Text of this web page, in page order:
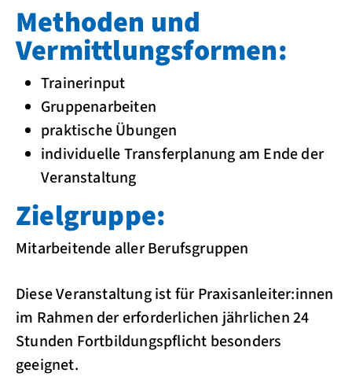
Methoden und
Vermittlungsformen:
Trainerinput
Gruppenarbeiten
praktische Übungen
individuelle Transferplanung am Ende der
Veranstaltung
Zielgruppe:
Mitarbeitende aller Berufsgruppen
Diese Veranstaltung ist für Praxisanleiter:innen
im Rahmen der erforderlichen jährlichen 24
Stunden Fortbildungspflicht besonders
geeignet.